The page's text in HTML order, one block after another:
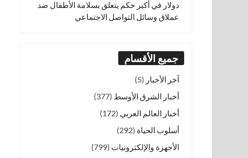
دولار في أكبر حكم يتعلق بسلامة الأطفال ضد
عملاق وسائل التواصل الاجتماعي
جميع الأقسام
آخر الأخبار (5)
أخبار الشرق الأوسط (377)
أخبار العالم العربي (172)
أسلوب الحياة (292)
الأجهزة والإلكترونيات (799)